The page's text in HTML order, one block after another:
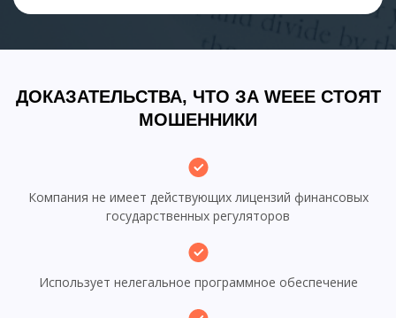
ДОКАЗАТЕЛЬСТВА, ЧТО ЗА WEEE СТОЯТ
МОШЕННИКИ
Компания не имеет действующих лицензий финансовых
государственных регуляторов
Использует нелегальное программное обеспечение